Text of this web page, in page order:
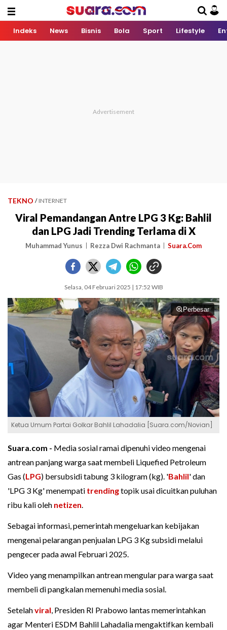
Indeks News Bisnis Bola Sport Lifestyle
TEKNO / INTERNET
Viral Pemandangan Antre LPG 3 Kg: Bahlil
dan LPG Jadi Trending Terlama di X
Muhammad Yunus Rezza Dwi Rachmanta Suara.Com
Selasa, 04 Februari 2025 | 17:52 WIB
Perbesar
Ketua Umum Partai Golkar Bahlil Lahadalia [Suara.com/Novian]
Suara.com - Media sosial ramai dipenuhi video mengenai
antrean panjang warga saat membeli Liquefied Petroleum
Gas (LPG) bersubsidi tabung 3 kilogram (kg). 'Bahlil' dan
'LPG 3 Kg' menempati trendingtopik usai dicuitkan puluhan
ribu kali oleh netizen.
Sebagai informasi, pemerintah mengeluarkan kebijakan
mengenai pelarangan penjualan LPG 3 Kg subsidi melalui
pengecer pada awal Februari 2025.
Video yang menampilkan antrean mengular para warga saat
membeli di pangkalan memenuhi media sosial.
Setelahviral, Presiden RI Prabowo lantas memerintahkan
agar Menteri ESDM Bahlil Lahadalia mengaktifkan kembali